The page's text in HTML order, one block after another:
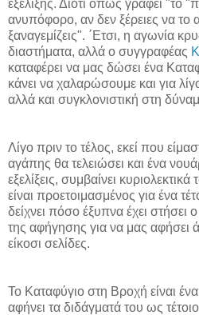
εξέλιξης. Διότι όπως γράφει "το
ανυπόφορο, αν δεν ξέρειες να το
ξαναγεμίζεις". ΄Ετσι, η αγωνία
διαστήματα, αλλά ο συγγραφέας
καταφέρει να μας δώσει ένα
κάνει να χαλαρώσουμε και για
αλλά και συγκλονιστική στη
Λίγο πριν το τέλος, εκεί που
αγάπης θα τελειώσει και ένα
εξελίξεις, συμβαίνει
είναι προετοιμασμένος για ένα
δείχνει πόσο έξυπνα έχει στήσει
της αφήγησης για να μας αφήσει
είκοσι σελίδες.
Το Καταφύγιο στη Βροχή είναι
αφήνει τα διδάγματά του ως